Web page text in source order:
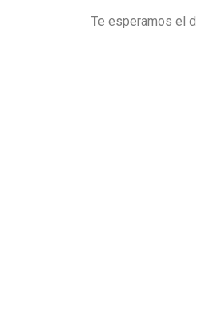
Te esperamos el